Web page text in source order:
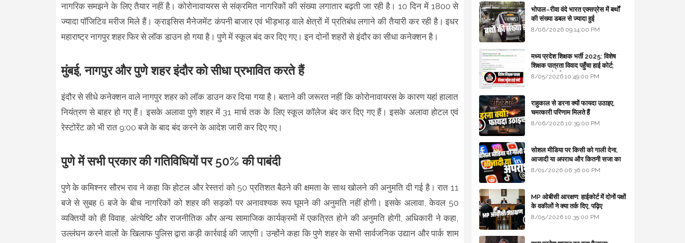
नागरिक समझने के लिए तैयार नहीं है। कोरोनावायरस से संक्रमित नागरिकों की संख्या लगातार बढ़ती जा रही है। 10 दिन में 1800 से
ज्यादा पॉजिटिव मरीज मिले हैं। क्राइसिस मैनेजमेंट कंपनी बाजार एवं भीड़भाड़ वाले क्षेत्रों में प्रतिबंध लगाने की तैयारी कर रही है। इधर
महाराष्ट्र नागपुर शहर फिर से लॉक डाउन हो गया है। पुणे में स्कूल बंद कर दिए गए। इन दोनों शहरों से इंदौर का सीधा कनेक्शन है।
मुंबई, नागपुर और पुणे शहर इंदौर को सीधा प्रभावित करते हैं
इंदौर से सीधे कनेक्शन वाले नागपुर शहर को लॉक डाउन कर दिया गया है। बताने की जरूरत नहीं कि कोरोनावायरस के कारण यहां हालात
नियंत्रण से बाहर हो गए हैं। इसके अलावा पुणे शहर में 31 मार्च तक के लिए स्कूल कॉलेज बंद कर दिए गए हैं। इसके अलावा होटल एवं
रेस्टोरेंट को भी रात 9:00 बजे के बाद बंद करने के आदेश जारी कर दिए गए।
पुणे में सभी प्रकार की गतिविधियों पर 50% की पाबंदी
पुणे के कमिश्नर सौरभ राव ने कहा कि होटल और रेस्तरां को 50 प्रतिशत बैठने की क्षमता के साथ खोलने की अनुमति दी गई है। रात 11
बजे से सुबह 6 बजे के बीच नागरिकों को शहर की सड़कों पर अनावश्‍यक रूप घूमने की अनुमति नहीं होगी। इसके अलावा, केवल 50
व्यक्तियों को ही विवाह, अंत्येष्टि और राजनीतिक और अन्य सामाजिक कार्यक्रमों में एकत्रित होने की अनुमति होगी, अधिकारी ने कहा,
उल्लंघन करने वालों के खिलाफ पुलिस द्वारा कड़ी कार्रवाई की जाएगी। उन्होंने कहा कि पुणे शहर के सभी सार्वजनिक उद्यान और पार्क शाम
भोपाल–रीवा वंदे भारत एक्सप्रेस में बर्थों
की संख्या डबल से ज्यादा हुई
8/06/2026 09:14:00 PM
मध्य प्रदेश शिक्षक भर्ती 2025: विशेष
शिक्षक पात्रता विवाद पहुँचा हाई कोर्ट;
सरकार से माँगा जवाब
8/05/2026 10:49:00 PM
राहुकाल से डरना क्यों फायदा उठाइए,
चमत्कारी परिणाम मिलते हैं
8/06/2026 10:39:00 PM
सोशल मीडिया पर किसी को गाली देना,
आजादी या अपराध और कितनी सजा का
प्रावधान - free legal advice
8/01/2026 06:36:00 PM
MP ओबीसी आरक्षण: हाईकोर्ट में दोनों पक्षों
के वकीलों ने क्या तर्क दिए, पढ़िए
8/05/2026 10:35:00 PM